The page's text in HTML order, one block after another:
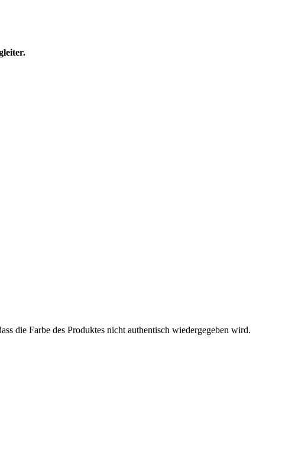
die Farbe des Produktes nicht authentisch wiedergegeben wird.